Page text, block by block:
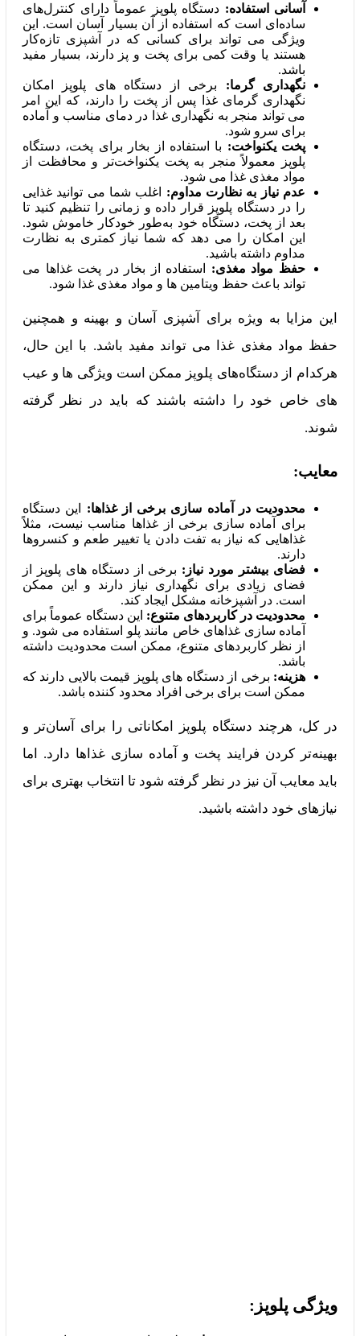
آسانی استفاده: دستگاه پلوپز عموماً دارای کنترل‌های
ساده‌ای است که استفاده از آن بسیار آسان است. این
ویژگی می‌ تواند برای کسانی که در آشپزی تازه‌کار
هستند یا وقت کمی برای پخت و پز دارند، بسیار مفید
باشد.
نگهداری گرما: برخی از دستگاه‌ های پلوپز امکان
نگهداری گرمای غذا پس از پخت را دارند، که این امر
می‌ تواند منجر به نگهداری غذا در دمای مناسب و آماده
برای سرو شود.
پخت یکنواخت: با استفاده از بخار برای پخت، دستگاه
پلوپز معمولاً منجر به پخت یکنواخت‌تر و محافظت از
مواد مغذی غذا می‌ شود.
عدم نیاز به نظارت مداوم: اغلب شما می‌ توانید غذایی
را در دستگاه پلوپز قرار داده و زمانی را تنظیم کنید تا
بعد از پخت، دستگاه خود به‌طور خودکار خاموش شود.
این امکان را می‌ دهد که شما نیاز کمتری به نظارت
مداوم داشته باشید.
حفظ مواد مغذی: استفاده از بخار در پخت غذاها می‌
تواند باعث حفظ ویتامین‌ ها و مواد مغذی غذا شود.
این مزایا به ویژه برای آشپزی آسان و بهینه و همچنین
حفظ مواد مغذی غذا می‌ تواند مفید باشد. با این حال،
هرکدام از دستگاه‌های پلوپز ممکن است ویژگی‌ ها و عیب‌
های خاص خود را داشته باشند که باید در نظر گرفته
شوند.
معایب:
محدودیت در آماده‌ سازی برخی از غذاها: این دستگاه
برای آماده‌ سازی برخی از غذاها مناسب نیست، مثلاً
غذاهایی که نیاز به تفت دادن یا تغییر طعم و کنسروها
دارند.
فضای بیشتر مورد نیاز: برخی از دستگاه‌ های پلوپز از
فضای زیادی برای نگهداری نیاز دارند و این ممکن
است. در آشپزخانه مشکل ایجاد کند.
محدودیت در کاربردهای متنوع: این دستگاه عموماً برای
آماده‌ سازی غذاهای خاص مانند پلو استفاده می‌ شود. و
از نظر کاربردهای متنوع، ممکن است محدودیت داشته
باشد.
هزینه: برخی از دستگاه‌ های پلوپز قیمت بالایی دارند که
ممکن است برای برخی افراد محدود کننده باشد.
در کل، هرچند دستگاه پلوپز امکاناتی را برای آسان‌تر و
بهینه‌تر کردن فرایند پخت و آماده‌ سازی غذاها دارد. اما
باید معایب آن نیز در نظر گرفته شود تا انتخاب بهتری برای
نیازهای خود داشته باشید.
ویژگی‌ پلوپز: